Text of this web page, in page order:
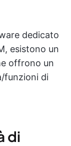
dedicato
esistono un
offrono un
funzioni di
di